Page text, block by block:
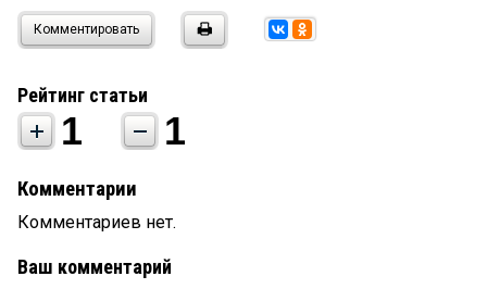
Комментировать
Рейтинг статьи
1 1
Комментарии
Комментариев нет.
Ваш комментарий